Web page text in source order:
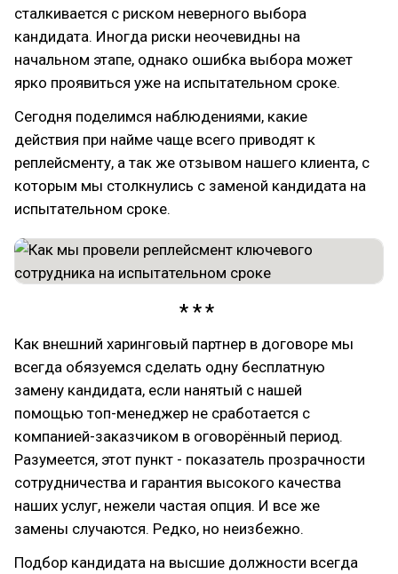
сталкивается с риском неверного выбора
кандидата. Иногда риски неочевидны на
начальном этапе, однако ошибка выбора может
ярко проявиться уже на испытательном сроке.
Сегодня поделимся наблюдениями, какие
действия при найме чаще всего приводят к
реплейсменту, а так же отзывом нашего клиента, с
которым мы столкнулись с заменой кандидата на
испытательном сроке.
Как внешний харинговый партнер в договоре мы
всегда обязуемся сделать одну бесплатную
замену кандидата, если нанятый с нашей
помощью топ-менеджер не сработается с
компанией-заказчиком в оговорённый период.
Разумеется, этот пункт - показатель прозрачности
сотрудничества и гарантия высокого качества
наших услуг, нежели частая опция. И все же
замены случаются. Редко, но неизбежно.
Подбор кандидата на высшие должности всегда